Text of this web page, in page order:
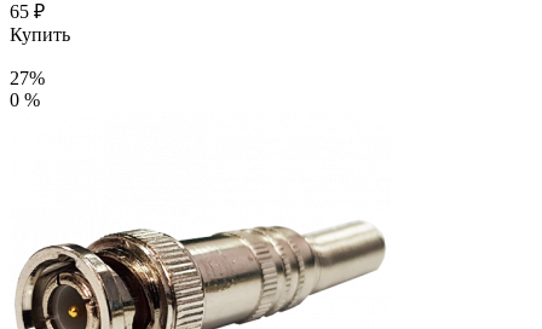
65 ₽
Купить
27%
0 %